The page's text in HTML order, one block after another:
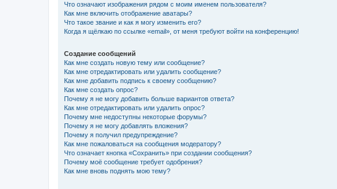
Что означают изображения рядом с моим именем пользователя?
Как мне включить отображение аватары?
Что такое звание и как я могу изменить его?
Когда я щёлкаю по ссылке «email», от меня требуют войти на конференцию!
Создание сообщений
Как мне создать новую тему или сообщение?
Как мне отредактировать или удалить сообщение?
Как мне добавить подпись к своему сообщению?
Как мне создать опрос?
Почему я не могу добавить больше вариантов ответа?
Как мне отредактировать или удалить опрос?
Почему мне недоступны некоторые форумы?
Почему я не могу добавлять вложения?
Почему я получил предупреждение?
Как мне пожаловаться на сообщения модератору?
Что означает кнопка «Сохранить» при создании сообщения?
Почему моё сообщение требует одобрения?
Как мне вновь поднять мою тему?